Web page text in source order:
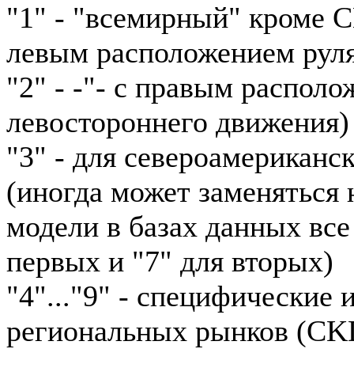
"1" - "всемирный" кроме
левым расположением
"2" - -"- с правым
левостороннего движения)
"3" - для
(иногда может
модели в базах данных
первых и "7" для вторых)
"4"..."9" - специфические
региональных рынков